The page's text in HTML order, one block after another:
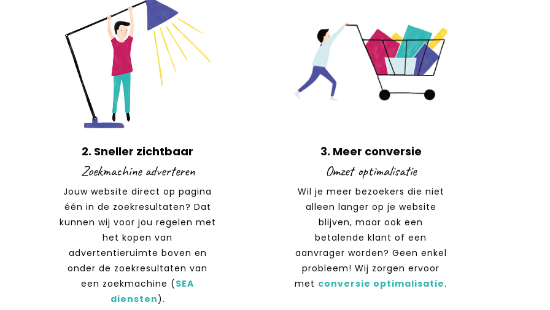
2. Sneller zichtbaar
Zoekmachine adverteren
Jouw website direct op pagina
één in de zoekresultaten? Dat
kunnen wij voor jou regelen met
het kopen van
advertentieruimte boven en
onder de zoekresultaten van
een zoekmachine (SEA
diensten).
3. Meer conversie
Omzet optimalisatie
Wil je meer bezoekers die niet
alleen langer op je website
blijven, maar ook een
betalende klant of een
aanvrager worden? Geen enkel
probleem! Wij zorgen ervoor
met conversie optimalisatie.